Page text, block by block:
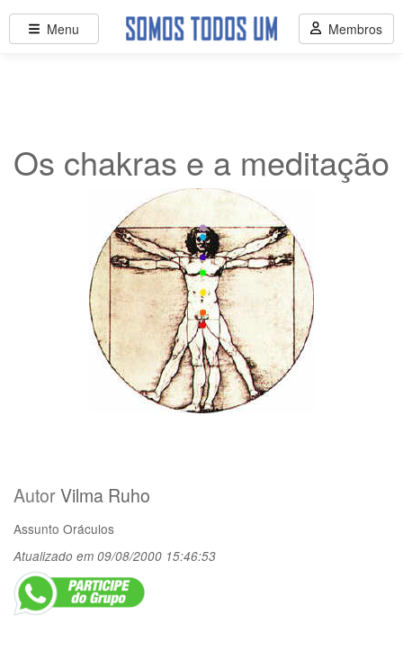
Os chakras e a meditação
AutorVilma Ruho
Assunto Oráculos
Atualizado em 09/08/2000 15:46:53
Menu Membros